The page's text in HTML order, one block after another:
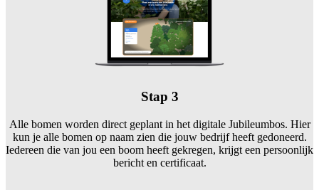
Stap 3
Alle bomen worden direct geplant in het digitale Jubileumbos. Hier
kun je alle bomen op naam zien die jouw bedrijf heeft gedoneerd.
Iedereen die van jou een boom heeft gekregen, krijgt een persoonlijk
bericht en certificaat.